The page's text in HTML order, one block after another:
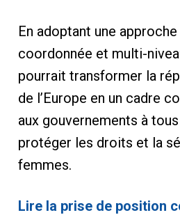
En adoptant une
coordonnée et multi-
pourrait transformer la
de l’Europe en un cadre
aux gouvernements à
protéger les droits et la
femmes.
Lire la prise de position